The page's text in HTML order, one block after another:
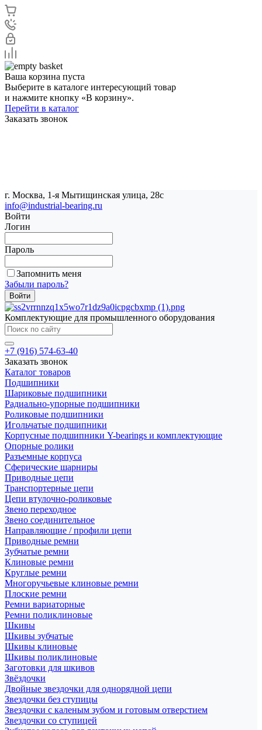
Ваша корзина пуста
Выберите в каталоге интересующий товар
и нажмите кнопку «В корзину».
Перейти в каталог
Заказать звонок
г. Москва, 1-я Мытищинская улица, 28с
info@industrial-bearing.ru
Войти
Логин
Пароль
Запомнить меня
Забыли пароль?
Комплектующие для промышленного оборудования
+7 (916) 574-63-40
Заказать звонок
Каталог товаров
Подшипники
Шариковые подшипники
Радиально-упорные подшипники
Роликовые подшипники
Игольчатые подшипники
Корпусные подшипники Y-bearings и комплектующие
Опорные ролики
Разъемные корпуса
Сферические шарниры
Приводные цепи
Транспортерные цепи
Цепи втулочно-роликовые
Звено переходное
Звено соединительное
Направляющие / профили цепи
Приводные ремни
Зубчатые ремни
Клиновые ремни
Круглые ремни
Многоручьевые клиновые ремни
Плоские ремни
Ремни вариаторные
Ремни поликлиновые
Шкивы
Шкивы зубчатые
Шкивы клиновые
Шкивы поликлиновые
Заготовки для шкивов
Звёздочки
Двойные звездочки для однорядной цепи
Звездочки без ступицы
Звездочки с каленым зубом и готовым отверстием
Звездочки со ступицей